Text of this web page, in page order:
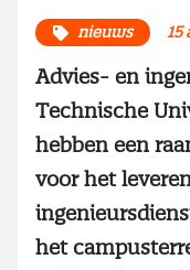
nieuws 15
Advies- en
Technische
hebben een
voor het
het